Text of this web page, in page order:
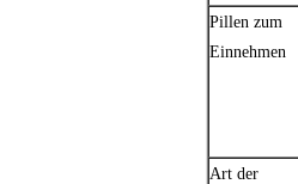
Pillen zum
Einnehmen
Art der